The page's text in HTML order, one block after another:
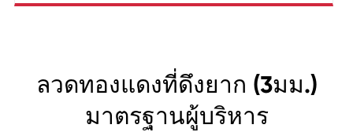
ลวดทองแดงที่ดึงยาก (3มม.)
มาตรฐานผู้บริหาร